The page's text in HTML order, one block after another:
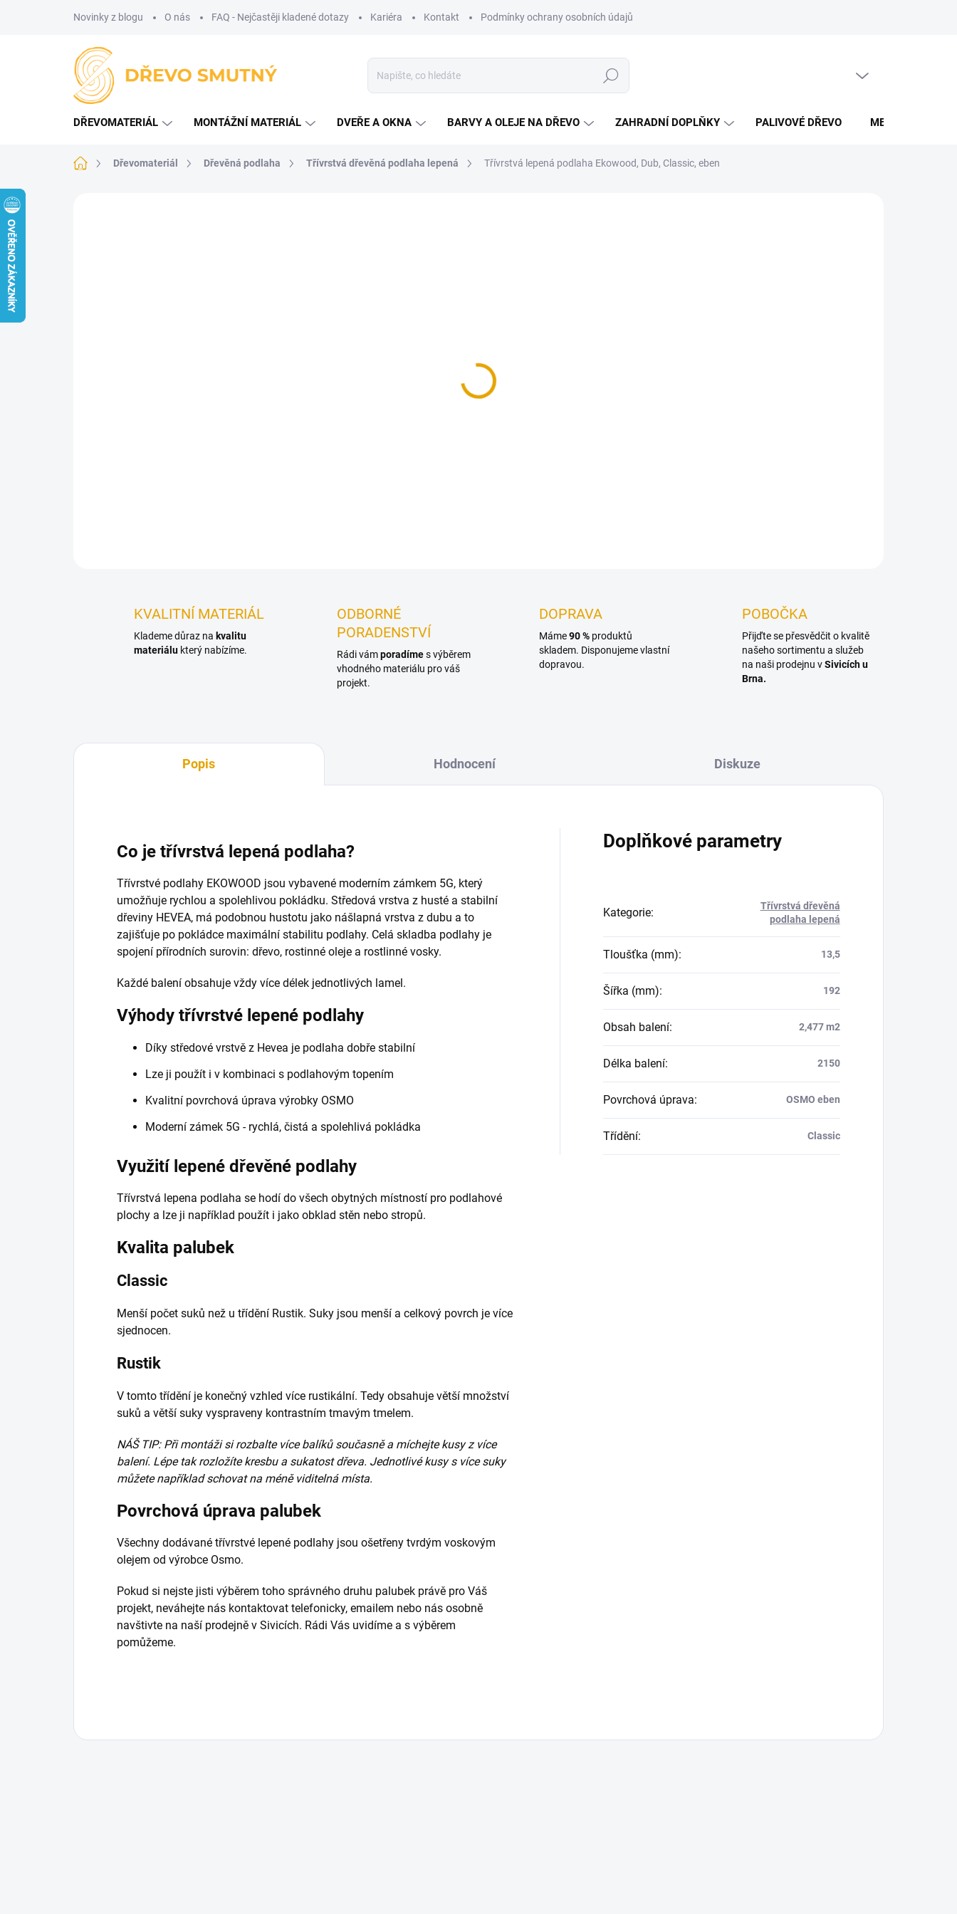
Novinky z blogu O nás FAQ - Nejčastěji kladené dotazy Kariéra Kontakt Podmínky ochrany osobních údajů
Hledat
DŘEVOMATERIÁL MONTÁŽNÍ MATERIÁL DVEŘE A OKNA BARVY A OLEJE NA DŘEVO ZAHRADNÍ DOPLŇKY PALIVOVÉ DŘEVO MERCH DŘEVO
Domů Dřevomateriál Dřevěná podlaha Třívrstvá dřevěná podlaha lepená Třívrstvá lepená podlaha Ekowood, Dub, Classic, eben
Třívrstvá dřevěná podlaha EKOWOOD je díky nejmodernější zámku 5G
KVALITNÍ MATERIÁL
Klademe důraz na kvalitu
materiálu který nabízíme.
ODBORNÉ
PORADENSTVÍ
Rádi vámporadímes výběrem
vhodného materiálu pro váš
projekt.
DOPRAVA
Máme90 % produktů
skladem. Disponujeme vlastní
dopravou.
POBOČKA
Přijďte se přesvědčit o kvalitě
našeho sortimentu a služeb
na naši prodejnu vSivicích u
Brna.
Popis Hodnocení Diskuze
Co je třívrstvá lepená podlaha?
Třívrstvé podlahy EKOWOOD jsou vybavené moderním zámkem 5G, který
umožňuje rychlou a spolehlivou pokládku. Středová vrstva z husté a stabilní
dřeviny HEVEA, má podobnou hustotu jako nášlapná vrstva z dubu a to
zajišťuje po pokládce maximální stabilitu podlahy. Celá skladba podlahy je
spojení přírodních surovin: dřevo, rostinné oleje a rostlinné vosky.
Každé balení obsahuje vždy více délek jednotlivých lamel.
Výhody třívrstvé lepené podlahy
Díky středové vrstvě z Hevea je podlaha dobře stabilní
Lze ji použít i v kombinaci s podlahovým topením
Kvalitní povrchová úprava výrobky OSMO
Moderní zámek 5G - rychlá, čistá a spolehlivá pokládka
Využití lepené dřevěné podlahy
Třívrstvá lepena podlaha se hodí do všech obytných místností pro podlahové
plochy a lze ji například použít i jako obklad stěn nebo stropů.
Kvalita palubek
Classic
Menší počet suků než u třídění Rustik. Suky jsou menší a celkový povrch je více
sjednocen.
Rustik
V tomto třídění je konečný vzhled více rustikální. Tedy obsahuje větší množství
suků a větší suky vyspraveny kontrastním tmavým tmelem.
NÁŠ TIP: Při montáži si rozbalte více balíků současně a míchejte kusy z více
balení. Lépe tak rozložíte kresbu a sukatost dřeva. Jednotlivé kusy s více suky
můžete například schovat na méně viditelná místa.
Povrchová úprava palubek
Všechny dodávané třívrstvé lepené podlahy jsou ošetřeny tvrdým voskovým
olejem od výrobce Osmo.
Pokud si nejste jisti výběrem toho správného druhu palubek právě pro Váš
projekt, neváhejte nás kontaktovat telefonicky, emailem nebo nás osobně
navštivte na naší prodejně v Sivicích. Rádi Vás uvidíme a s výběrem
pomůžeme.
Doplňkové parametry
Kategorie:
Třívrstvá dřevěná
podlaha lepená
Tloušťka (mm): 13,5
Šířka (mm): 192
Obsah balení: 2,477 m2
Délka balení: 2150
Povrchová úprava: OSMO eben
Třídění: Classic